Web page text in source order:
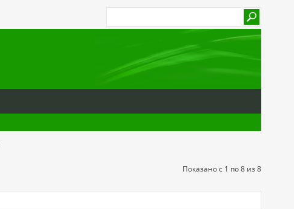
Показано с 1 по 8 из 8